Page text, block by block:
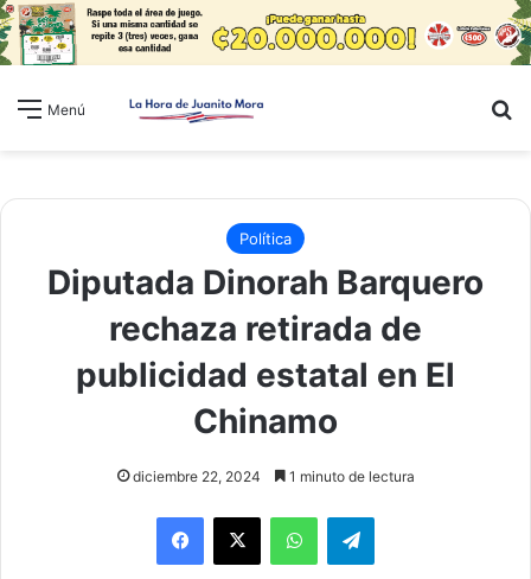
Menú
Política
Diputada Dinorah Barquero
rechaza retirada de
publicidad estatal en El
Chinamo
diciembre 22, 2024 1 minuto de lectura
WhatsAppTelegram